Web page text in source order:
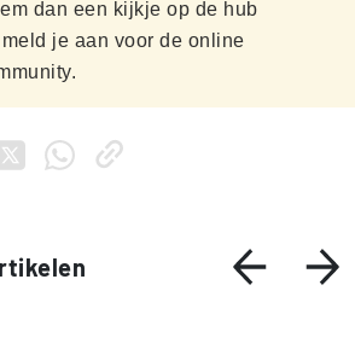
dan een kijkje op de hub
je aan voor de online